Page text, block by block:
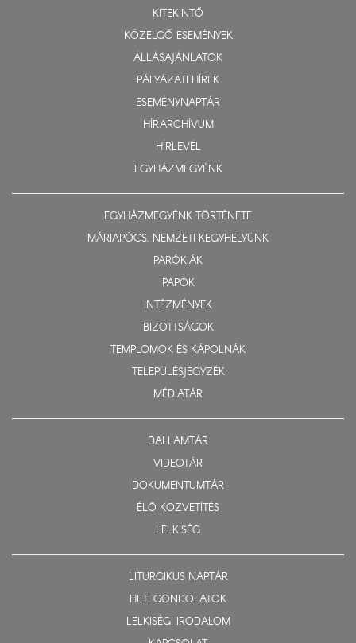
KITEKINTŐ
KÖZELGŐ ESEMÉNYEK
ÁLLÁSAJÁNLATOK
PÁLYÁZATI HÍREK
ESEMÉNYNAPTÁR
HÍRARCHÍVUM
HÍRLEVÉL
EGYHÁZMEGYÉNK
EGYHÁZMEGYÉNK TÖRTÉNETE
MÁRIAPÓCS, NEMZETI KEGYHELYÜNK
PARÓKIÁK
PAPOK
INTÉZMÉNYEK
BIZOTTSÁGOK
TEMPLOMOK ÉS KÁPOLNÁK
TELEPÜLÉSJEGYZÉK
MÉDIATÁR
DALLAMTÁR
VIDEOTÁR
DOKUMENTUMTÁR
ÉLŐ KÖZVETÍTÉS
LELKISÉG
LITURGIKUS NAPTÁR
HETI GONDOLATOK
LELKISÉGI IRODALOM